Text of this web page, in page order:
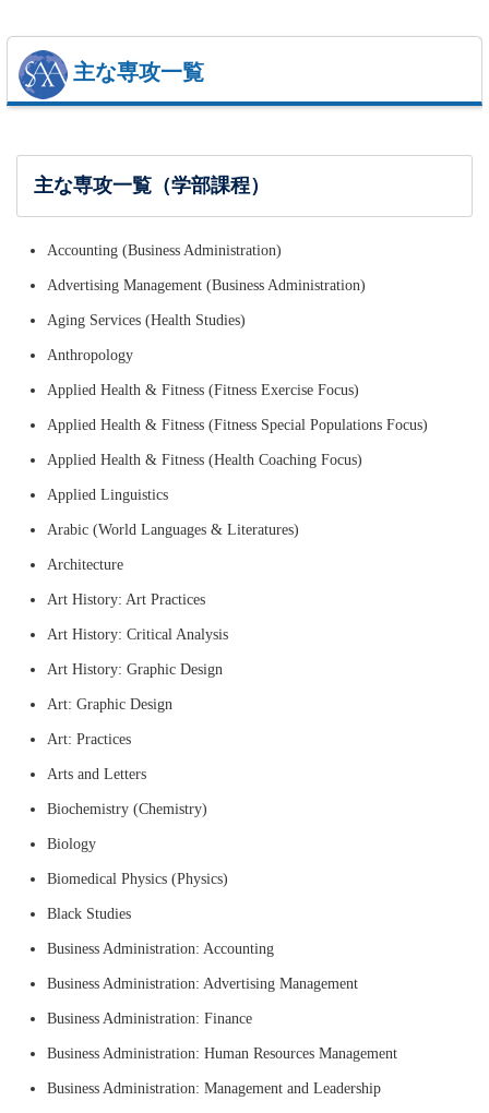
主な専攻一覧
主な専攻一覧（学部課程）
Accounting (Business Administration)
Advertising Management (Business Administration)
Aging Services (Health Studies)
Anthropology
Applied Health & Fitness (Fitness Exercise Focus)
Applied Health & Fitness (Fitness Special Populations Focus)
Applied Health & Fitness (Health Coaching Focus)
Applied Linguistics
Arabic (World Languages & Literatures)
Architecture
Art History: Art Practices
Art History: Critical Analysis
Art History: Graphic Design
Art: Graphic Design
Art: Practices
Arts and Letters
Biochemistry (Chemistry)
Biology
Biomedical Physics (Physics)
Black Studies
Business Administration: Accounting
Business Administration: Advertising Management
Business Administration: Finance
Business Administration: Human Resources Management
Business Administration: Management and Leadership